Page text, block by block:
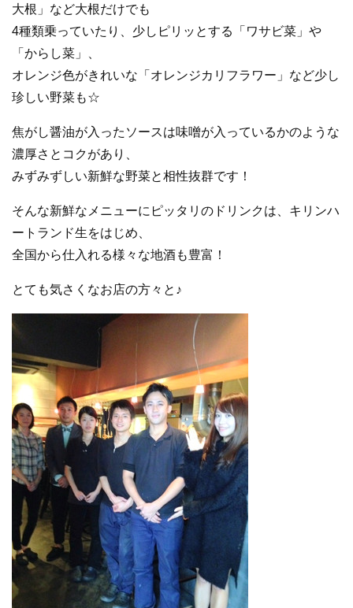
大根」など大根だけでも
4種類乗っていたり、少しピリッとする「ワサビ菜」や
「からし菜」、
オレンジ色がきれいな「オレンジカリフラワー」など少し
珍しい野菜も☆
焦がし醤油が入ったソースは味噌が入っているかのような
濃厚さとコクがあり、
みずみずしい新鮮な野菜と相性抜群です！
そんな新鮮なメニューにピッタリのドリンクは、キリンハ
ートランド生をはじめ、
全国から仕入れる様々な地酒も豊富！
とても気さくなお店の方々と♪